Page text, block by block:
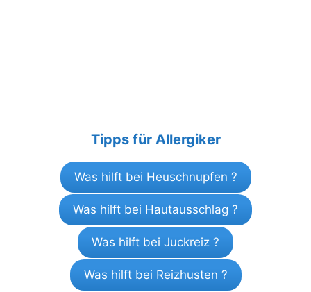
Tipps für Allergiker
Was hilft bei Heuschnupfen ?
Was hilft bei Hautausschlag ?
Was hilft bei Juckreiz ?
Was hilft bei Reizhusten ?